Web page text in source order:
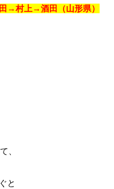
村上→酒田（山形県）
、
と